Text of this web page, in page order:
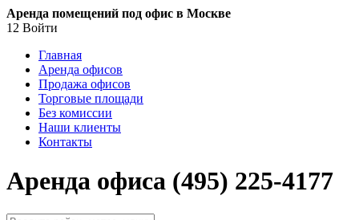
Аренда помещений под офис в Москве
12 Войти
Главная
Аренда офисов
Продажа офисов
Торговые площади
Без комиссии
Наши клиенты
Контакты
Аренда офиса (495) 225-4177